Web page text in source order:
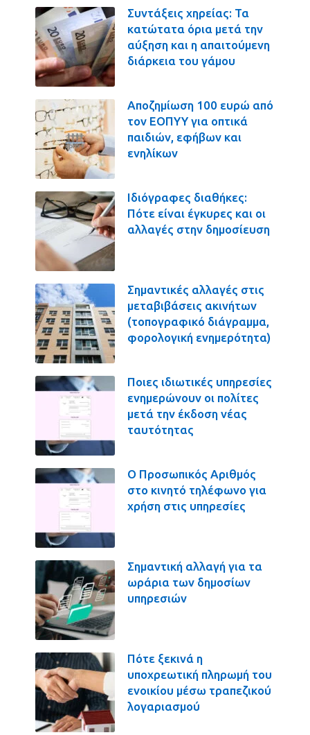
Συντάξεις χηρείας: Τα
κατώτατα όρια μετά την
αύξηση και η απαιτούμενη
διάρκεια του γάμου
Αποζημίωση 100 ευρώ από
τον ΕΟΠΥΥ για οπτικά
παιδιών, εφήβων και
ενηλίκων
Ιδιόγραφες διαθήκες:
Πότε είναι έγκυρες και οι
αλλαγές στην δημοσίευση
Σημαντικές αλλαγές στις
μεταβιβάσεις ακινήτων
(τοπογραφικό διάγραμμα,
φορολογική ενημερότητα)
Ποιες ιδιωτικές υπηρεσίες
ενημερώνουν οι πολίτες
μετά την έκδοση νέας
ταυτότητας
Ο Προσωπικός Αριθμός
στο κινητό τηλέφωνο για
χρήση στις υπηρεσίες
Σημαντική αλλαγή για τα
ωράρια των δημοσίων
υπηρεσιών
Πότε ξεκινά η
υποχρεωτική πληρωμή του
ενοικίου μέσω τραπεζικού
λογαριασμού